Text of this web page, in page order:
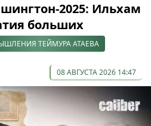
2025: Ильхам
больших
ТЕЙМУРА АТАЕВА
08 АВГУСТА 2026 14:47